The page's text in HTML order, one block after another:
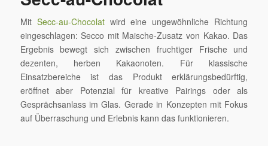
Mit Secc-au-Chocolatwird eine ungewöhnliche Richtung
eingeschlagen: Secco mit Maische-Zusatz von Kakao. Das
Ergebnis bewegt sich zwischen fruchtiger Frische und
dezenten, herben Kakaonoten. Für klassische
Einsatzbereiche ist das Produkt erklärungsbedürftig,
eröffnet aber Potenzial für kreative Pairings oder als
Gesprächsanlass im Glas. Gerade in Konzepten mit Fokus
auf Überraschung und Erlebnis kann das funktionieren.